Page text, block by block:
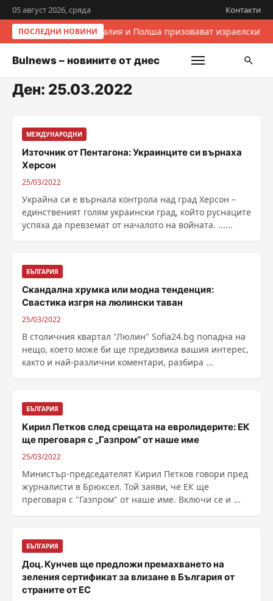
05 август 2026, сряда Контакти
ПОСЛЕДНИ НОВИНИИталия и Полша призовават
Bulnews – новините от днес
Ден: 25.03.2022
МЕЖДУНАРОДНИ
Източник от Пентагона: Украинците си върнаха
Херсон
25/03/2022
Украйна си е върнала контрола над град Херсон –
единственият голям украински град, който руснаците
успяха да превземат от началото на войната. ......
БЪЛГАРИЯ
Скандална хрумка или модна тенденция:
Свастика изгря на люлински таван
25/03/2022
В столичния квартал "Люлин" Sofia24.bg попадна на
нещо, което може би ще предизвика вашия интерес,
както и най-различни коментари, разбира ...
БЪЛГАРИЯ
Кирил Петков след срещата на евролидерите: ЕК
ще преговаря с „Газпром“ от наше име
25/03/2022
Министър-председателят Кирил Петков говори пред
журналисти в Брюксел. Той заяви, че ЕК ще
преговаря с "Газпром" от наше име. Включи се и ...
БЪЛГАРИЯ
Доц. Кунчев ще предложи премахването на
зеления сертификат за влизане в България от
страните от ЕС